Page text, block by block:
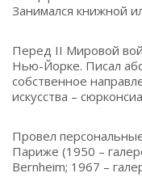
Занимался книжной
Перед II Мировой
Нью-Йорке. Писал
собственное
искусства –
Провел
Париже (1950 –
Bernheim; 1967 –